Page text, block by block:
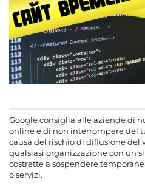
Google consiglia alle aziende di
online e di non interrompere del
causa del rischio di diffusione del
qualsiasi organizzazione con un
costrette a sospendere
o servizi.